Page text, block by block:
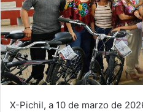
X-Pichil, a 10 de marzo de